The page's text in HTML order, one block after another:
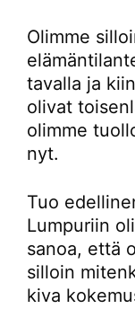
Olimme
tavalla ja
olivat
olimme
nyt.
Tuo
Lumpuriin
sanoa, että
silloin
kiva